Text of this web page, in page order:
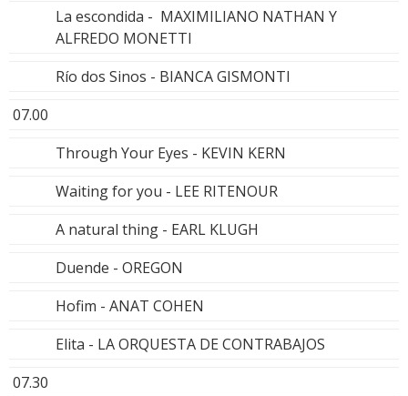
La escondida - MAXIMILIANO NATHAN Y
ALFREDO MONETTI
Río dos Sinos - BIANCA GISMONTI
07.00
Through Your Eyes - KEVIN KERN
Waiting for you - LEE RITENOUR
A natural thing - EARL KLUGH
Duende - OREGON
Hofim - ANAT COHEN
Elita - LA ORQUESTA DE CONTRABAJOS
07.30